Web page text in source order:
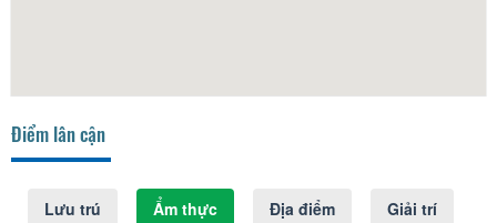
Điểm lân cận
Lưu trú Ẩm thực Địa điểm Giải trí